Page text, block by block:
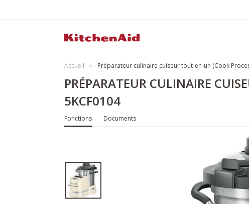
Accueil Préparateur culinaire cuiseur tout-en-un (Cook
PRÉPARATEUR CULINAIRE
5KCF0104
Fonctions Documents